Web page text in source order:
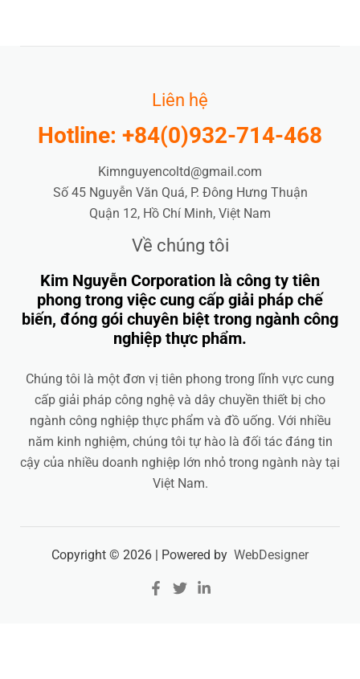
Liên hệ
Hotline: +84(0)932-714-468
Kimnguyencoltd@gmail.com
Số 45 Nguyễn Văn Quá, P. Đông Hưng Thuận
Quận 12, Hồ Chí Minh, Việt Nam
Về chúng tôi
Kim Nguyễn Corporation là công ty tiên
phong trong việc cung cấp giải pháp chế
biến, đóng gói chuyên biệt trong ngành công
nghiệp thực phẩm.
Chúng tôi là một đơn vị tiên phong trong lĩnh vực cung
cấp giải pháp công nghệ và dây chuyền thiết bị cho
ngành công nghiệp thực phẩm và đồ uống. Với nhiều
năm kinh nghiệm, chúng tôi tự hào là đối tác đáng tin
cậy của nhiều doanh nghiệp lớn nhỏ trong ngành này tại
Việt Nam.
Copyright © 2026 | Powered by WebDesigner